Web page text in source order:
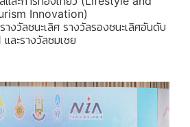
Innovation)
งวัลชนะเลิศ รางวัลรองชนะเลิศอันดับ
และรางวัลชมเชย